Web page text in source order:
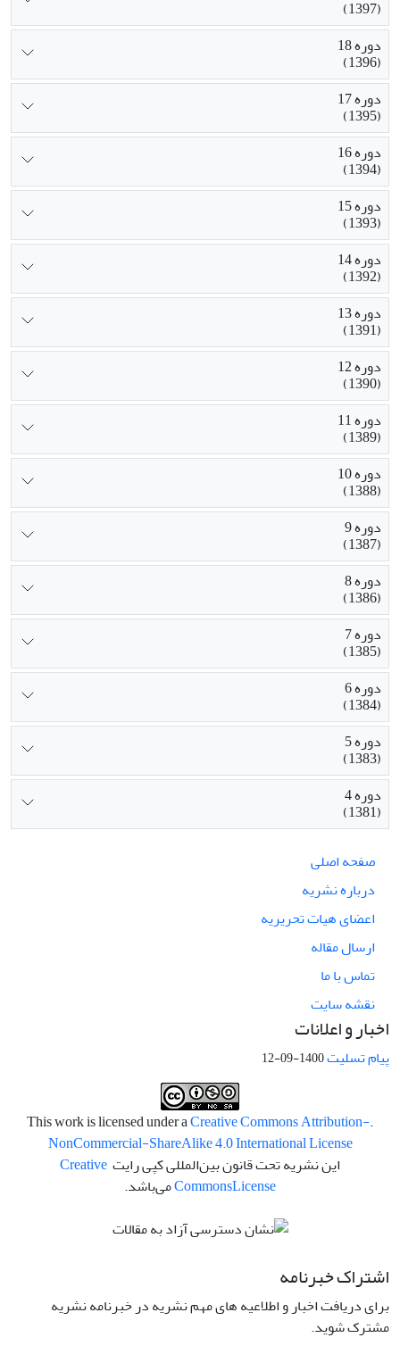
(1397)
دوره 18
(1396)
دوره 17
(1395)
دوره 16
(1394)
دوره 15
(1393)
دوره 14
(1392)
دوره 13
(1391)
دوره 12
(1390)
دوره 11
(1389)
دوره 10
(1388)
دوره 9
(1387)
دوره 8
(1386)
دوره 7
(1385)
دوره 6
(1384)
دوره 5
(1383)
دوره 4
(1381)
صفحه اصلی
درباره نشریه
اعضای هیات تحریریه
ارسال مقاله
تماس با ما
نقشه سایت
اخبار و اعلانات
پیام تسلیت1400-09-12
.This work is licensed under a
Creative Commons Attribution-
NonCommercial-ShareAlike 4.0 International License
این نشریه تحت قانون بین‌المللی کپی رایت Creative
CommonsLicense می‌باشد.
اشتراک خبرنامه
برای دریافت اخبار و اطلاعیه های مهم نشریه در خبرنامه نشریه
مشترک شوید.